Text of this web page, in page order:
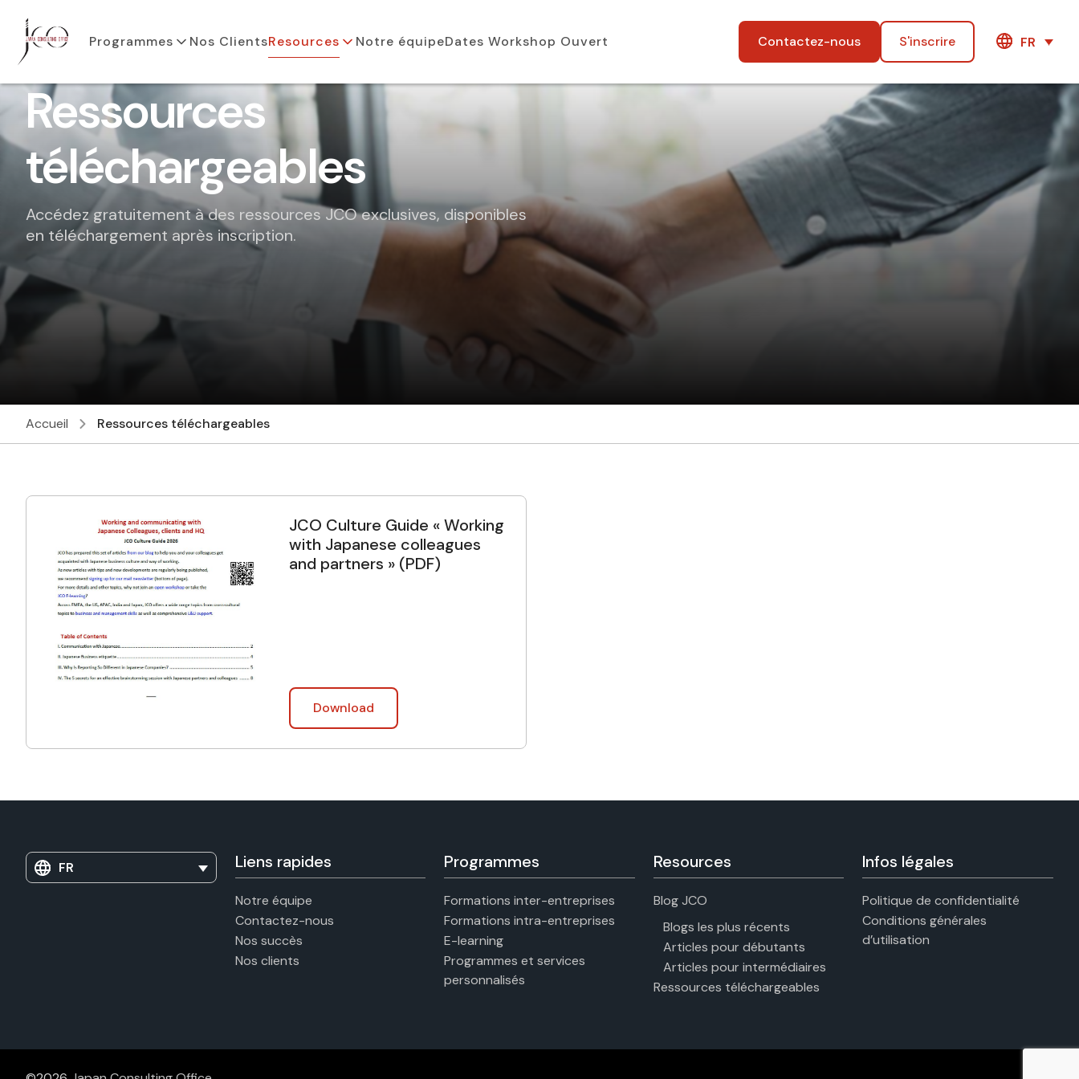
Programmes Nos ClientsResources Notre équipeDates Workshop Ouvert Contactez-nous S'inscrire FR
Ressources
téléchargeables
Accédez gratuitement à des ressources JCO exclusives, disponibles
en téléchargement après inscription.
Accueil Ressources téléchargeables
JCO Culture Guide « Working
with Japanese colleagues
and partners » (PDF)
Download
FR Liens rapides
Notre équipe
Contactez-nous
Nos succès
Nos clients
Programmes
Formations inter-entreprises
Formations intra-entreprises
E-learning
Programmes et services
personnalisés
Resources
Blog JCO
Blogs les plus récents
Articles pour débutants
Articles pour intermédiaires
Ressources téléchargeables
Infos légales
Politique de confidentialité
Conditions générales
d’utilisation